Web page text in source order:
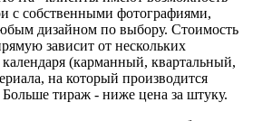
с собственными фотографиями,
дизайном по выбору. Стоимость
зависит от нескольких
(карманный, квартальный,
на который производится
Больше тираж - ниже цена за штуку.